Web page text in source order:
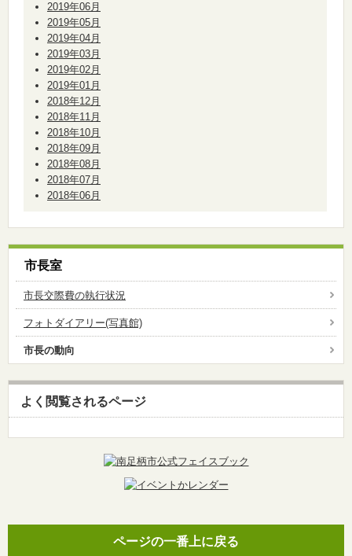
2019年06月
2019年05月
2019年04月
2019年03月
2019年02月
2019年01月
2018年12月
2018年11月
2018年10月
2018年09月
2018年08月
2018年07月
2018年06月
市長室
市長交際費の執行状況
フォトダイアリー(写真館)
市長の動向
よく閲覧されるページ
ページの一番上に戻る